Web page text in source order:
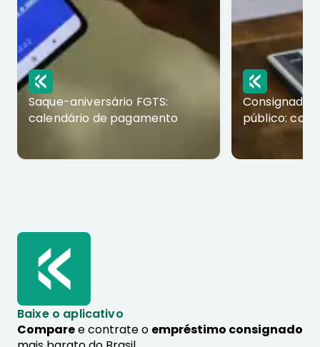
Saque-aniversário FGTS:
calendário de pagamento
Consignado
público:
Baixe o aplicativo
Comparee contrate o empréstimo consignado